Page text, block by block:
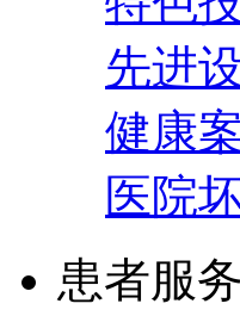
先进
健康
医院
患者服务